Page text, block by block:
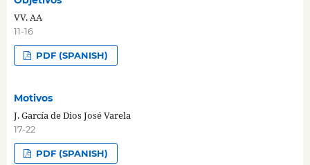
VV. AA
11-16
PDF (SPANISH)
Motivos
J. García de Dios José Varela
17-22
PDF (SPANISH)